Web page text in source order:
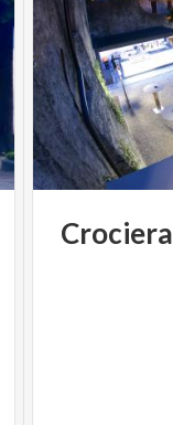
Crociera